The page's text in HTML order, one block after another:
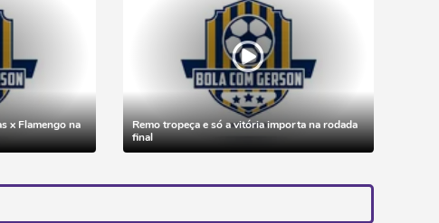
x Flamengo na
Remo tropeça e só a vitória importa na rodada
final